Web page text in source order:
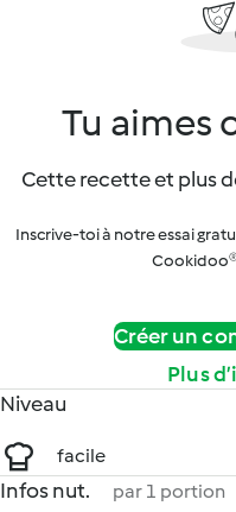
Tu aimes
Cette recette et plus
Inscrive-toi à notre essai
Créer un
Plus
Niveau
facile
Infos nut. par 1 portion